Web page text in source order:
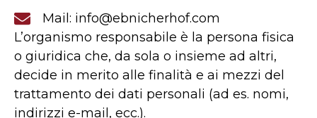
Mail: info@ebnicherhof.com
L’organismo responsabile è la persona fisica
o giuridica che, da sola o insieme ad altri,
decide in merito alle finalità e ai mezzi del
trattamento dei dati personali (ad es. nomi,
indirizzi e-mail, ecc.).